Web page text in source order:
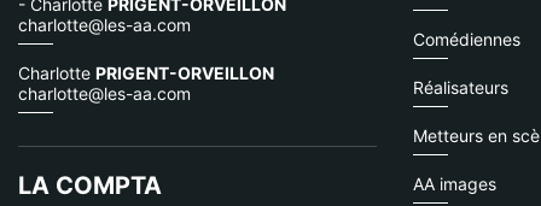
charlotte@les-aa.com
Charlotte PRIGENT-ORVEILLON
charlotte@les-aa.com
LA COMPTA
Comédiennes
Réalisateurs
Metteurs en
AA images